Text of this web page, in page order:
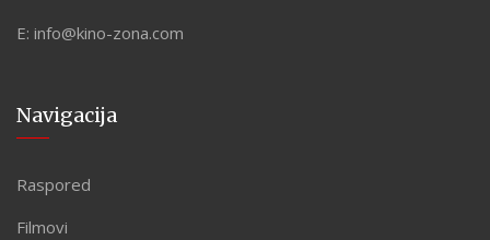
E: info@kino-zona.com
Navigacija
Raspored
Filmovi